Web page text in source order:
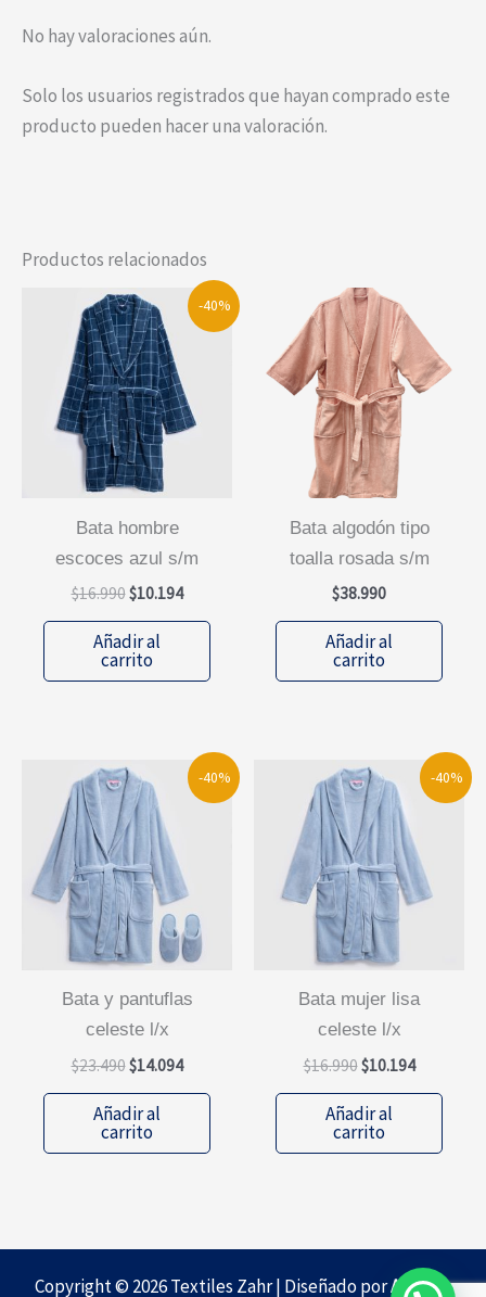
No hay valoraciones aún.
Solo los usuarios registrados que hayan comprado este
producto pueden hacer una valoración.
Productos relacionados
-40%
bata hombre
escoces azul s/m
$16.990El
original
era:
$10.194El
actual
$10.194.
Añadir al
carrito
bata algodón tipo
toalla rosada s/m
$38.990
Añadir al
carrito
-40%
bata y pantuflas
celeste l/x
$23.490El
original
era:
$14.094El
actual
$14.094.
Añadir al
carrito
-40%
bata mujer lisa
celeste l/x
$16.990El
original
era:
$10.194El
actual
$10.194.
Añadir al
carrito
Copyright © 2026 Textiles Zahr | Diseñado porAgencia